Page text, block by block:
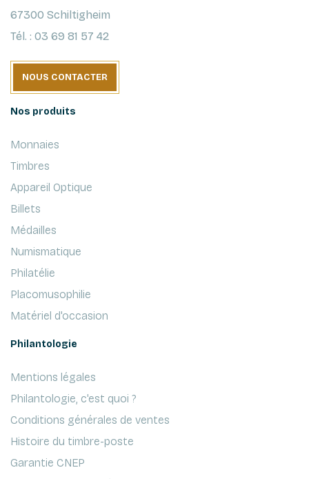
67300 Schiltigheim
Tél. : 03 69 81 57 42
NOUS CONTACTER
Nos produits
Monnaies
Timbres
Appareil Optique
Billets
Médailles
Numismatique
Philatélie
Placomusophilie
Matériel d'occasion
Philantologie
Mentions légales
Philantologie, c'est quoi ?
Conditions générales de ventes
Histoire du timbre-poste
Garantie CNEP